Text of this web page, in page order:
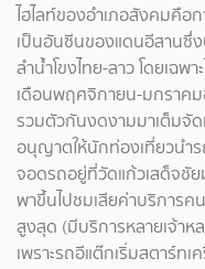
ไฮไลท์ของอำเภอสังคมคือ
เป็นอันซีนของแดนอีสานซึ่
ลำน้ำโขงไทย-ลาว โดยเฉพ
เดือนพฤศจิกายน-มกราคม
รวมตัวกันงดงามมาเต็มจั
อนุญาตให้นักท่องเที่ยวนำร
จอดรถอยู่ที่วัดแก้วเสด็จชั
พาขึ้นไปชมเสียค่าบริการค
สูงสุด (มีบริการหลายเจ้า
เพราะรถอีแต๊กเริ่มสตาร์ทเ